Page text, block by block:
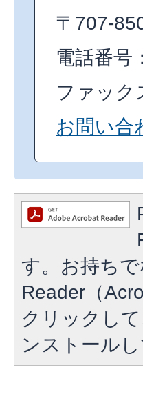
〒707-
電話番号
ファック
お問い合
す。お持ち
Reader（
クリックし
ンストールし